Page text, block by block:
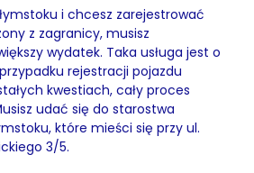
i chcesz zarejestrować
z zagranicy, musisz
wydatek. Taka usługa jest o
przypadku rejestracji pojazdu
kwestiach, cały proces
udać się do starostwa
które mieści się przy ul.
3/5.